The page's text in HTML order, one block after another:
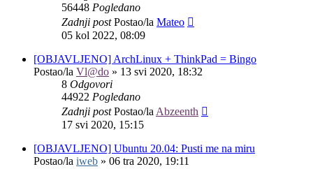
56448 Pogledano
Zadnji postPostao/la Mateo
05 kol 2022, 08:09
[OBJAVLJENO] ArchLinux + ThinkPad = Bingo
Postao/la Vl@do » 13 svi 2020, 18:32
8 Odgovori
44922 Pogledano
Zadnji postPostao/la Abzeenth
17 svi 2020, 15:15
[OBJAVLJENO] Ubuntu 20.04: Pusti me na miru
Postao/la iweb » 06 tra 2020, 19:11